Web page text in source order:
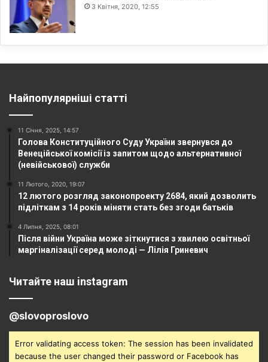
3 Квітня, 2020, 12:55
Найпопулярніші статті
11 Січня, 2025, 14:57
Голова Конституційного Суду України звернувся до
Венеційської комісії із запитом щодо альтернативної
(невійськової) служби
11 Лютого, 2020, 19:07
12 лютого розгляд законопроекту 2684, який дозволить
підліткам з 14 років міняти стать без згоди батьків
4 Липня, 2025, 08:01
Після війни Україна може зіткнутися з хвилею освітньої
маргіналізації серед молоді — Лілія Гриневич
Читайте наш instagram
@slovoproslovo
Error validating access token: The session has been invalidated
because the user changed their password or Facebook has